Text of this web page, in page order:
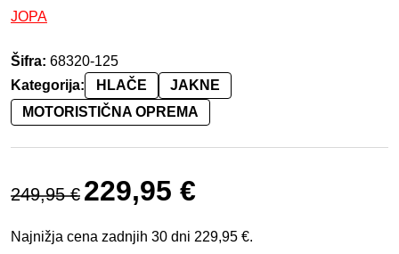
JOPA
Šifra: 68320-125
Kategorija:
HLAČE
JAKNE
MOTORISTIČNA OPREMA
249,95€
Izvirna cena je bila: 249,95 €.
229,95 €
Najnižja cena zadnjih 30 dni 229,95 €.